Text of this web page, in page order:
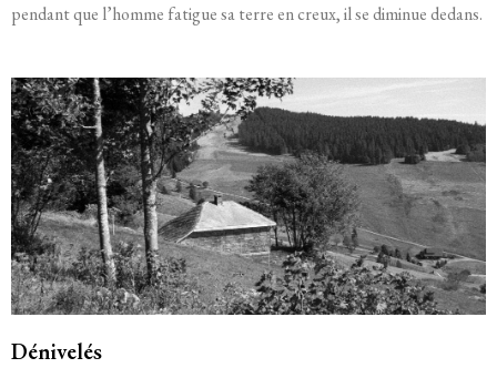
pendant que l’homme fatigue sa terre en creux, il se diminue dedans.
Dénivelés